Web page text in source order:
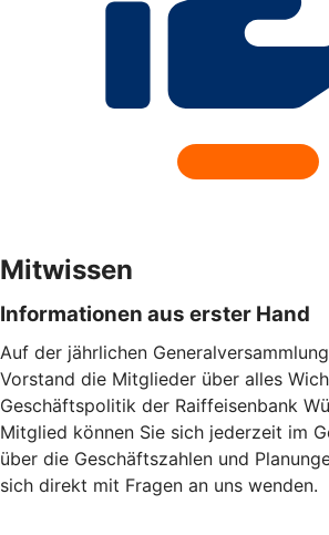
Mitwissen
Informationen aus erster Hand
Auf der jährlichen
Vorstand die Mitglieder über alles
Geschäftspolitik der Raiffeisenbank
Mitglied können Sie sich jederzeit im
über die Geschäftszahlen und
sich direkt mit Fragen an uns wenden.